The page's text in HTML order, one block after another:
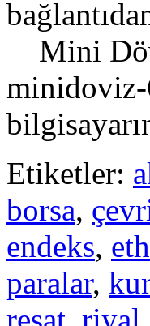
Mini
Etiketler:
borsa,
endeks,
paralar, kur
reşat riyal